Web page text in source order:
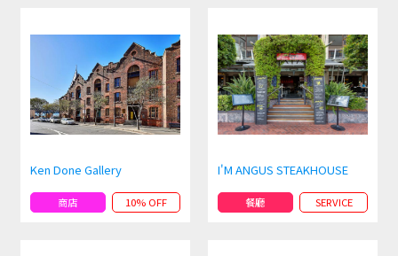
Ken Done Gallery
商店 10% OFF
I'M ANGUS STEAKHOUSE
餐廳 SERVICE